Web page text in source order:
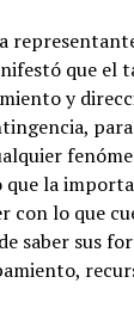
que el
y
que la
con lo que
saber sus